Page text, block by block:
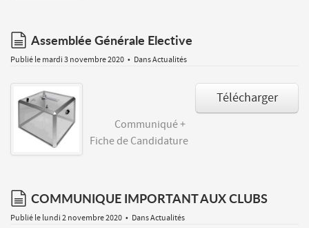
document
Assemblée Générale Elective
Publié le mardi 3 novembre 2020 DansActualités
Télécharger
Communiqué +
Fiche de Candidature
document
COMMUNIQUE IMPORTANT AUX CLUBS
Publié le lundi 2 novembre 2020 DansActualités